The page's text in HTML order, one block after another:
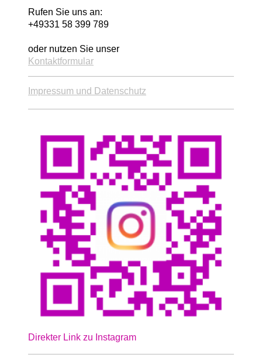
Rufen Sie uns an:
+49331 58 399 789
oder nutzen Sie unser
Kontaktformular
Impressum und Datenschutz
Direkter Link zu Instagram